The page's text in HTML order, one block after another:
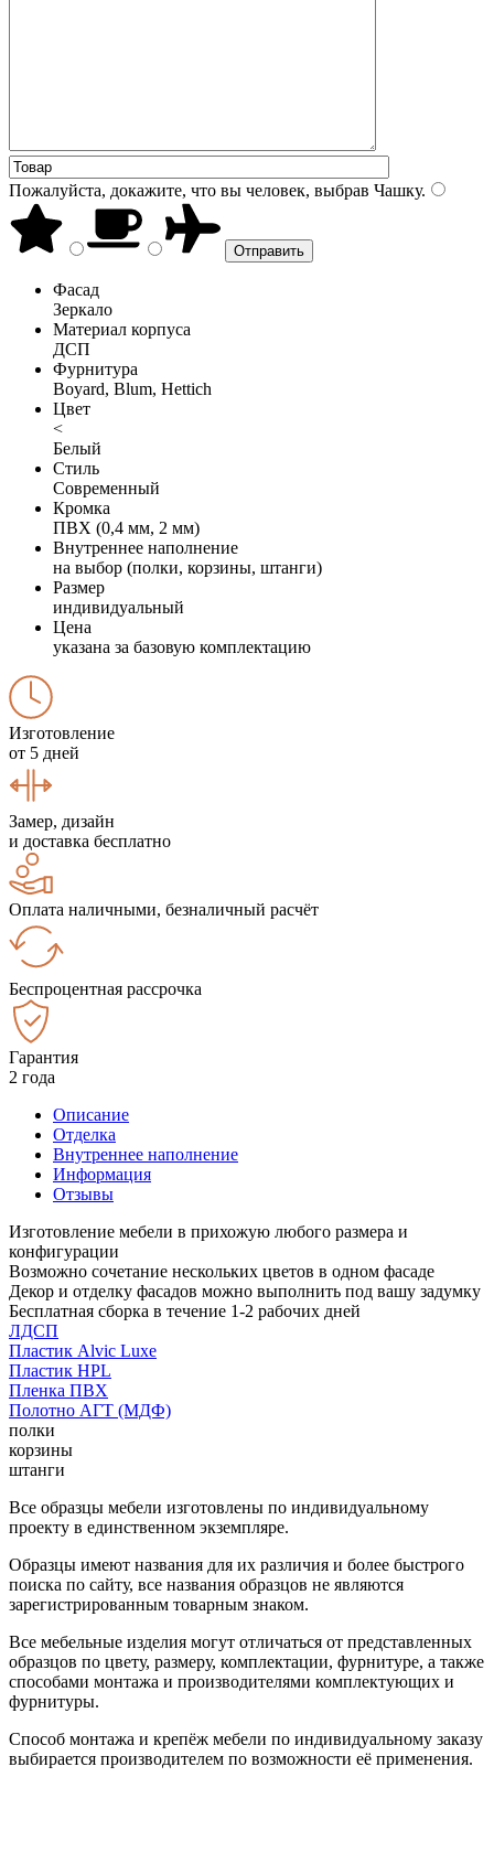
Пожалуйста, докажите, что вы человек, выбрав Чашку.
Фасад
Зеркало
Материал корпуса
ДСП
Фурнитура
Boyard, Blum, Hettich
Цвет
<
Белый
Стиль
Современный
Кромка
ПВХ (0,4 мм, 2 мм)
Внутреннее наполнение
на выбор (полки, корзины, штанги)
Размер
индивидуальный
Цена
указана за базовую комплектацию
Изготовление
от 5 дней
Замер, дизайн
и доставка бесплатно
Оплата наличными, безналичный расчёт
Беспроцентная рассрочка
Гарантия
2 года
Описание
Отделка
Внутреннее наполнение
Информация
Отзывы
Изготовление мебели в прихожую любого размера и
конфигурации
Возможно сочетание нескольких цветов в одном фасаде
Декор и отделку фасадов можно выполнить под вашу задумку
Бесплатная сборка в течение 1-2 рабочих дней
ЛДСП
Пластик Alvic Luxe
Пластик HPL
Пленка ПВХ
Полотно АГТ (МДФ)
полки
корзины
штанги
Все образцы мебели изготовлены по индивидуальному
проекту в единственном экземпляре.
Образцы имеют названия для их различия и более быстрого
поиска по сайту, все названия образцов не являются
зарегистрированным товарным знаком.
Все мебельные изделия могут отличаться от представленных
образцов по цвету, размеру, комплектации, фурнитуре, а также
способами монтажа и производителями комплектующих и
фурнитуры.
Способ монтажа и крепёж мебели по индивидуальному заказу
выбирается производителем по возможности её применения.